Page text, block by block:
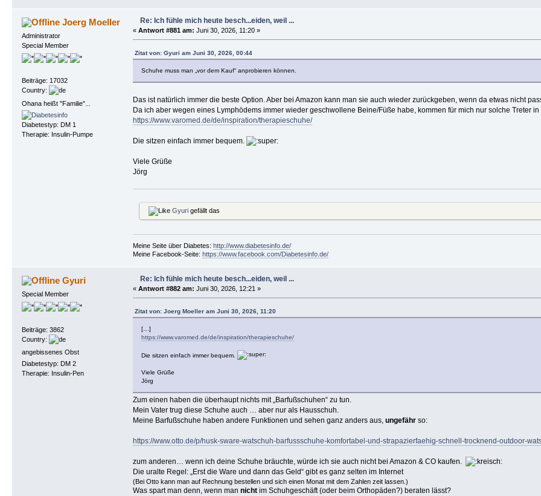
Joerg Moeller
Administrator
Special Member
Beiträge: 17032
Country:
Ohana heißt "Familie"...
Diabetestyp: DM 1
Therapie: Insulin-Pumpe
Re: Ich fühle mich heute besch...eiden, weil ...
« Antwort #881 am: Juni 30, 2026, 11:20 »
Zitat von: Gyuri am Juni 30, 2026, 00:44
Schuhe muss man „vor dem Kauf“ anprobieren können.
Das ist natürlich immer die beste Option. Aber bei Amazon kann man sie auch wieder zurückgeben, wenn da etwas nicht
Da ich aber wegen eines Lymphödems immer wieder geschwollene Beine/Füße habe, kommen für mich nur solche Treter in
https://www.varomed.de/de/inspiration/therapieschuhe/
Die sitzen einfach immer bequem.
Viele Grüße
Jörg
Gyurigefällt das
Meine Seite über Diabetes: http://www.diabetesinfo.de/
Meine Facebook-Seite: https://www.facebook.com/Diabetesinfo.de/
Gyuri
Special Member
Beiträge: 3862
Country:
angebissenes Obst
Diabetestyp: DM 2
Therapie: Insulin-Pen
Re: Ich fühle mich heute besch...eiden, weil ...
« Antwort #882 am: Juni 30, 2026, 12:21 »
Zitat von: Joerg Moeller am Juni 30, 2026, 11:20
[…]
https://www.varomed.de/de/inspiration/therapieschuhe/
Die sitzen einfach immer bequem.
Viele Grüße
Jörg
Zum einen haben die überhaupt nichts mit „Barfußschuhen“ zu tun.
Mein Vater trug diese Schuhe auch … aber nur als Hausschuh.
Meine Barfußschuhe haben andere Funktionen und sehen ganz anders aus, ungefährso:
https://www.otto.de/p/husk-sware-watschuh-barfussschuhe-komfortabel-und-strapazierfaehig-schnell-trocknend-outdoor-
zum anderen… wenn ich deine Schuhe bräuchte, würde ich sie auch nicht bei Amazon & CO kaufen.
Die uralte Regel: „Erst die Ware und dann das Geld“ gibt es ganz selten im Internet
(Bei Otto kann man auf Rechnung bestellen und sich einen Monat mit dem Zahlen zeit lassen.)
Was spart man denn, wenn man nichtim Schuhgeschäft (oder beim Orthopäden?) beraten lässt?